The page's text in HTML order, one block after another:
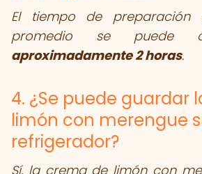
El tiempo de preparación
promedio se puede
aproximadamente 2 horas.
4. ¿Se puede guardar
limón con merengue
refrigerador?
Sí, la crema de limón con